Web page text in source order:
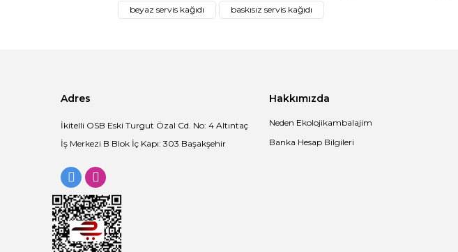
Ürün açıklamasında eksik bilgiler bulunuyor.
beyaz servis kağıdı
baskısız servis kağıdı
Adres
İkitelli OSB Eski Turgut Özal Cd. No: 4 Altıntaç
İş Merkezi B Blok İç Kapı: 303 Başakşehir
Hakkımızda
Neden Ekolojikambalajim
Banka Hesap Bilgileri